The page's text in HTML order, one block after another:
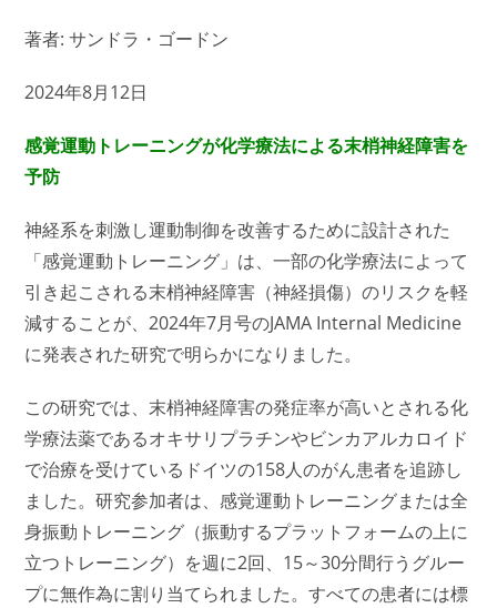
著者: サンドラ・ゴードン
2024年8月12日
感覚運動トレーニングが化学療法による末梢神経障害を
予防
神経系を刺激し運動制御を改善するために設計された
「感覚運動トレーニング」は、一部の化学療法によって
引き起こされる末梢神経障害（神経損傷）のリスクを軽
減することが、2024年7月号のJAMA Internal Medicine
に発表された研究で明らかになりました。
この研究では、末梢神経障害の発症率が高いとされる化
学療法薬であるオキサリプラチンやビンカアルカロイド
で治療を受けているドイツの158人のがん患者を追跡し
ました。研究参加者は、感覚運動トレーニングまたは全
身振動トレーニング（振動するプラットフォームの上に
立つトレーニング）を週に2回、15～30分間行うグルー
プに無作為に割り当てられました。すべての患者には標